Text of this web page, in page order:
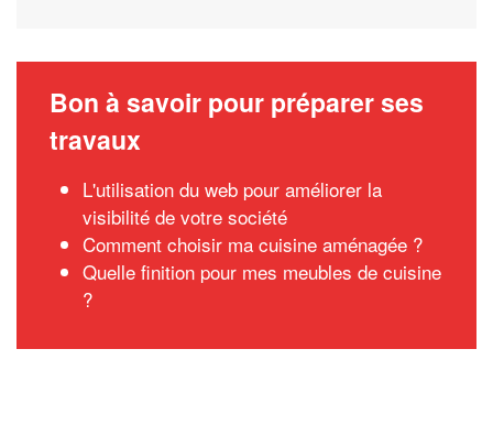
Bon à savoir pour préparer ses
travaux
L'utilisation du web pour améliorer la
visibilité de votre société
Comment choisir ma cuisine aménagée ?
Quelle finition pour mes meubles de cuisine
?